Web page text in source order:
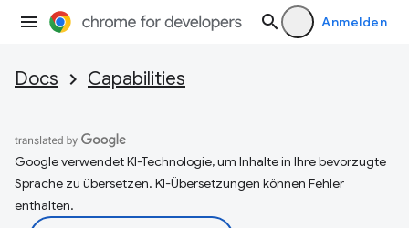
Anmelden
Docs Capabilities
Google verwendet KI-Technologie, um Inhalte in Ihre bevorzugte
Sprache zu übersetzen. KI-Übersetzungen können Fehler
enthalten.